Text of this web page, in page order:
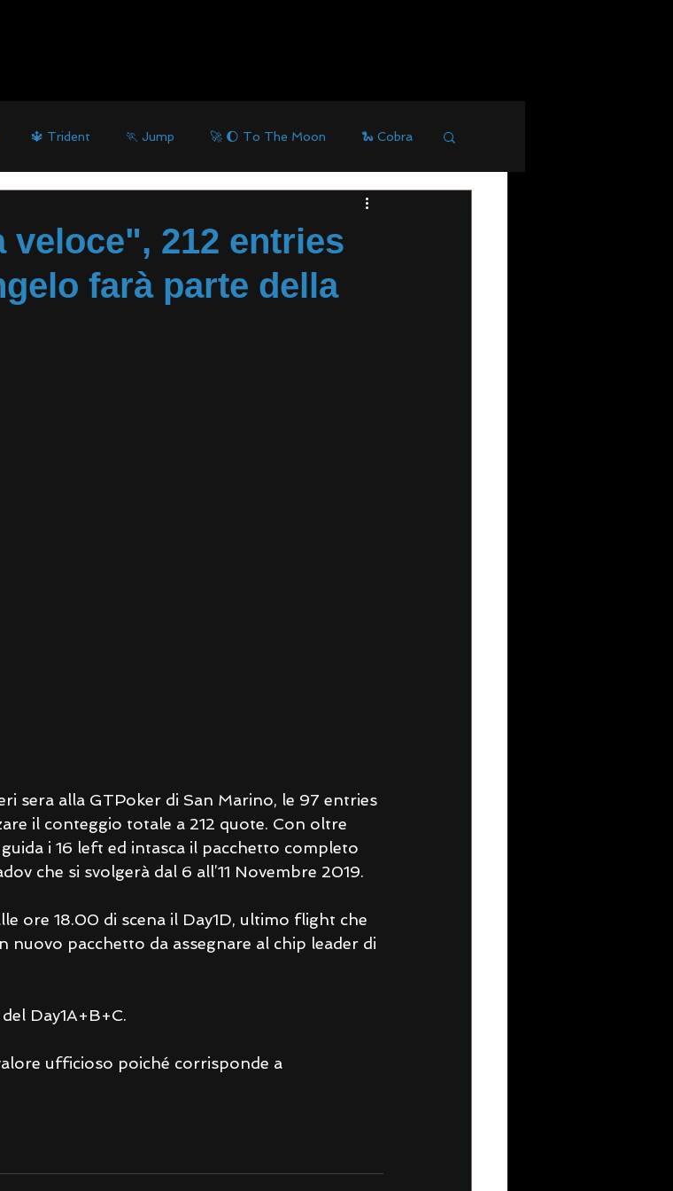
🔱 Trident 🏃 Jump 🚀 🌔 To The Moon 🐍 Cobra
veloce", 212 entries
farà parte della
sera alla GTPoker di San Marino, le 97 entries
il conteggio totale a 212 quote. Con oltre
i 16 left ed intasca il pacchetto completo
che si svolgerà dal 6 all’11 Novembre 2019.
ore 18.00 di scena il Day1D, ultimo flight che
nuovo pacchetto da assegnare al chip leader di
Day1A+B+C.
ufficioso poiché corrisponde a